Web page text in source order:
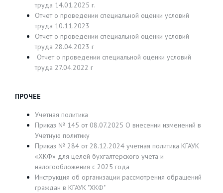
труда 14.01.2025 г.
Отчет о проведении специальной оценки условий
труда 10.11.2023
Отчет о проведении специальной оценки условий
труда 28.04.2023 г
Отчет о проведении специальной оценки условий
труда 27.04.2022 г
ПРОЧЕЕ
Учетная политика
Приказ № 145 от 08.07.2025 О внесении изменений в
Учетную политику
Приказ № 284 от 28.12.2024 учетная политика КГАУК
«ХКФ» для целей бухгалтерского учета и
налогообложения с 2025 года
Инструкция об организации рассмотрения обращений
граждан в КГАУК "ХКФ"